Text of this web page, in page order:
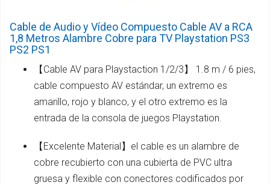
Cable de Audio y Vídeo Compuesto Cable AV a RCA
1,8 Metros Alambre Cobre para TV Playstation PS3
PS2 PS1
【Cable AV para Playstaction 1/2/3】 1.8 m / 6 pies,
cable compuesto AV estándar, un extremo es
amarillo, rojo y blanco, y el otro extremo es la
entrada de la consola de juegos Playstation.
【Excelente Material】el cable es un alambre de
cobre recubierto con una cubierta de PVC ultra
gruesa y flexible con conectores codificados por